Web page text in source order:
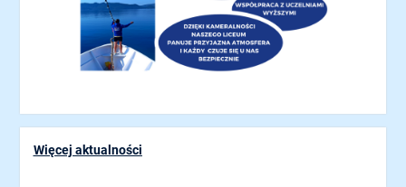
Więcej aktualności